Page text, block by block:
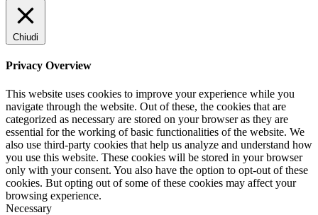
Chiudi
Privacy Overview
This website uses cookies to improve your experience while you
navigate through the website. Out of these, the cookies that are
categorized as necessary are stored on your browser as they are
essential for the working of basic functionalities of the website. We
also use third-party cookies that help us analyze and understand how
you use this website. These cookies will be stored in your browser
only with your consent. You also have the option to opt-out of these
cookies. But opting out of some of these cookies may affect your
browsing experience.
Necessary